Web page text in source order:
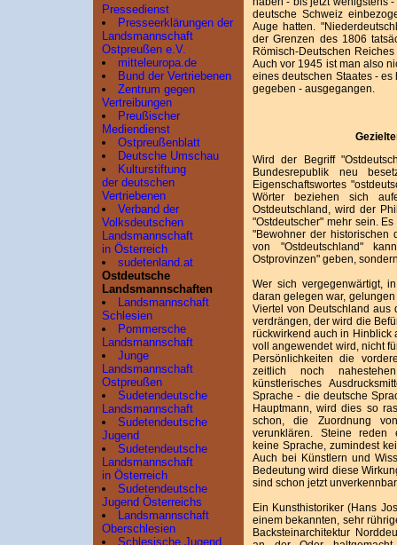
Pressedienst
Presseerklärungen der
Landsmannschaft
Ostpreußen e.V.
mitteleuropa.de
Bund der Vertriebenen
Zentrum gegen
Vertreibungen
Preußischer
Mediendienst
Ostpreußenblatt
Deutsche Umschau
Kulturstiftung
der deutschen
Vertriebenen
Verband der
Volksdeutschen
Landsmannschaft
in Österreich
sudetenland.at
Ostdeutsche
Landsmannschaften
Landsmannschaft
Schlesien
Pommersche
Landsmannschaft
Junge
Landsmannschaft
Ostpreußen
Sudetendeutsche
Landsmannschaft
Sudetendeutsche
Jugend
Sudetendeutsche
Landsmannschaft
in Österreich
Sudetendeutsche
Jugend Österreichs
Landsmannschaft
Oberschlesien
Schlesische Jugend
deutsche Schweiz
Auge hatten.
der Grenzen des 1806
Römisch-Deutschen
Auch vor 1945 ist man also
eines deutschen Staates -
gegeben - ausgegangen.
Wird der Begriff
Bundesrepublik neu
Eigenschaftswortes
Wörter beziehen sich
Ostdeutschland, wird der
"Ostdeutscher" mehr sein.
"Bewohner der historischen
von "Ostdeutschland"
Ostprovinzen" geben,
Wer sich vergegenwärtigt,
daran gelegen war,
Viertel von Deutschland aus
verdrängen, der wird die
rückwirkend auch in Hinblick
voll angewendet wird, nicht
Persönlichkeiten die
zeitlich noch
künstlerisches
Sprache - die deutsche
Hauptmann, wird dies so
schon, die Zuordnung
verunklären. Steine reden
keine Sprache, zumindest
Auch bei Künstlern und
Bedeutung wird diese
sind schon jetzt
Ein Kunsthistoriker (Hans
einem bekannten, sehr
Backsteinarchitektur